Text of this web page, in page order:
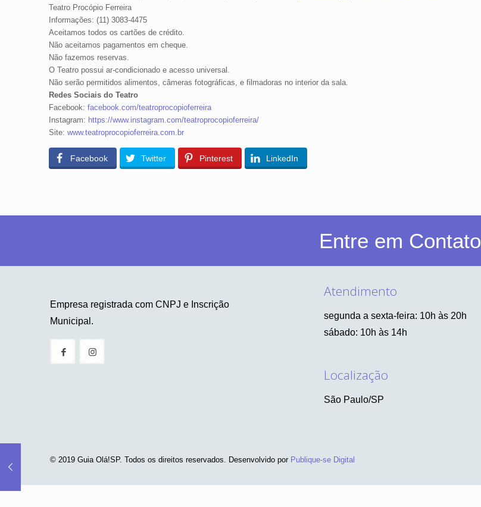
Teatro Procópio Ferreira
Informações: (11) 3083-4475
Aceitamos todos os cartões de crédito.
Não aceitamos pagamentos em cheque.
Não fazemos reservas.
O Teatro possui ar-condicionado e acesso universal.
Não serão permitidos alimentos, câmeras fotográficas, e filmadoras no interior da sala.
Redes Sociais do Teatro
Facebook: facebook.com/teatroprocopioferreira
Instagram: https://www.instagram.com/teatroprocopioferreira/
Site: www.teatroprocopioferreira.com.br
Facebook Twitter Pinterest LinkedIn
Entre em Contato
Empresa registrada com CNPJ e Inscrição
Municipal.
Atendimento
segunda a sexta-feira: 10h às 20h
sábado: 10h às 14h
Localização
São Paulo/SP
© 2019 Guia Olá!SP. Todos os direitos reservados. Desenvolvido por Publique-se Digital